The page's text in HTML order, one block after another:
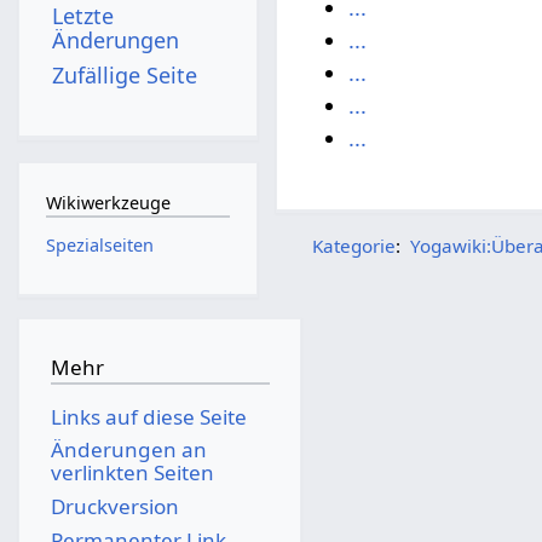
...
...
...
...
...
Kategorie:
Letzte
Änderungen
Zufällige Seite
Wikiwerkzeuge
Spezialseiten
Mehr
Links auf diese Seite
Änderungen an
verlinkten Seiten
Druckversion